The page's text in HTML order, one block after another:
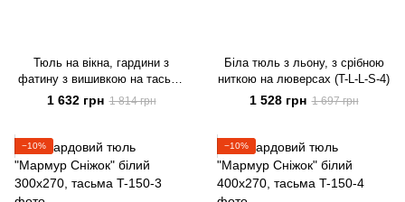
Тюль на вікна, гардини з
фатину з вишивкою на тасьмі,
білий (T-24398)
1 632 грн 1 814 грн
Біла тюль з льону, з срібною
ниткою на люверсах (T-L-L-S-4)
1 528 грн 1 697 грн
−10% −10%